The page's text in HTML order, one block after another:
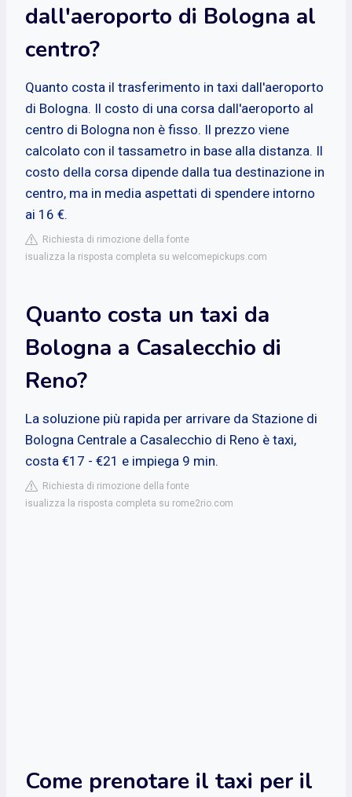
dall'aeroporto di Bologna al
centro?
Quanto costa il trasferimento in taxi dall'aeroporto
di Bologna. Il costo di una corsa dall'aeroporto al
centro di Bologna non è fisso. Il prezzo viene
calcolato con il tassametro in base alla distanza. Il
costo della corsa dipende dalla tua destinazione in
centro, ma in media aspettati di spendere intorno
ai 16 €.
Richiesta di rimozione della fonte
isualizza la risposta completa su welcomepickups.com
Quanto costa un taxi da
Bologna a Casalecchio di
Reno?
La soluzione più rapida per arrivare da Stazione di
Bologna Centrale a Casalecchio di Reno è taxi,
costa €17 - €21 e impiega 9 min.
Richiesta di rimozione della fonte
isualizza la risposta completa su rome2rio.com
Come prenotare il taxi per il